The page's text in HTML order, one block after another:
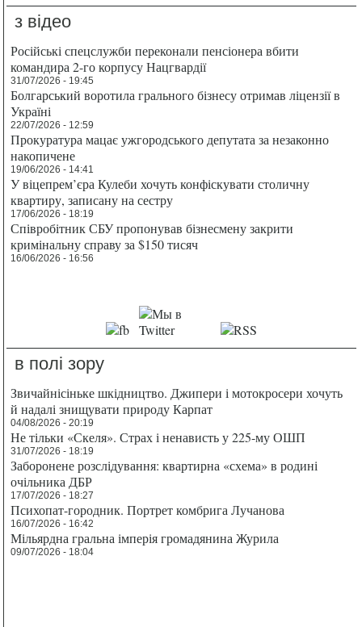
з відео
Російські спецслужби переконали пенсіонера вбити
командира 2-го корпусу Нацгвардії
31/07/2026 - 19:45
Болгарський воротила грального бізнесу отримав ліцензії в
Україні
22/07/2026 - 12:59
Прокуратура мацає ужгородського депутата за незаконно
накопичене
19/06/2026 - 14:41
У віцепрем’єра Кулеби хочуть конфіскувати столичну
квартиру, записану на сестру
17/06/2026 - 18:19
Співробітник СБУ пропонував бізнесмену закрити
кримінальну справу за $150 тисяч
16/06/2026 - 16:56
в полі зору
Звичайнісіньке шкідництво. Джипери і мотокросери хочуть
й надалі знищувати природу Карпат
04/08/2026 - 20:19
Не тільки «Скеля». Страх і ненависть у 225-му ОШП
31/07/2026 - 18:19
Заборонене розслідування: квартирна «схема» в родині
очільника ДБР
17/07/2026 - 18:27
Психопат-городник. Портрет комбрига Лучанова
16/07/2026 - 16:42
Мільярдна гральна імперія громадянина Журила
09/07/2026 - 18:04